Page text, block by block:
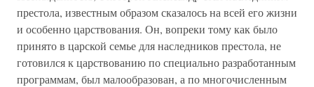
престола, известным образом сказалось на всей его жизни
и особенно царствования. Он, вопреки тому как было
принято в царской семье для наследников престола, не
готовился к царствованию по специально разработанным
программам, был малообразован, а по многочисленным